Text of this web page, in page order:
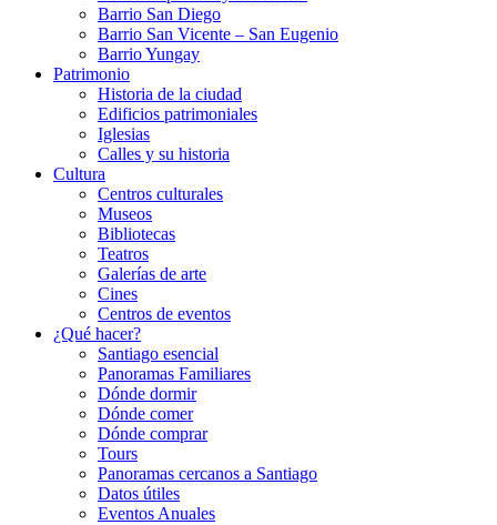
Barrio San Diego
Barrio San Vicente – San Eugenio
Barrio Yungay
Patrimonio
Historia de la ciudad
Edificios patrimoniales
Iglesias
Calles y su historia
Cultura
Centros culturales
Museos
Bibliotecas
Teatros
Galerí­as de arte
Cines
Centros de eventos
¿Qué hacer?
Santiago esencial
Panoramas Familiares
Dónde dormir
Dónde comer
Dónde comprar
Tours
Panoramas cercanos a Santiago
Datos útiles
Eventos Anuales